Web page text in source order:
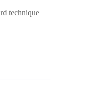
technique